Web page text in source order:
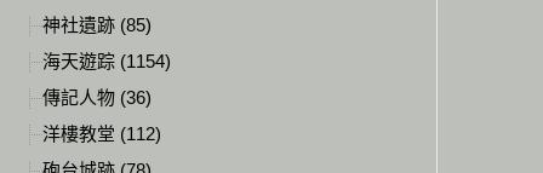
神社遺跡 (85)
海天遊踪 (1154)
傳記人物 (36)
洋樓教堂 (112)